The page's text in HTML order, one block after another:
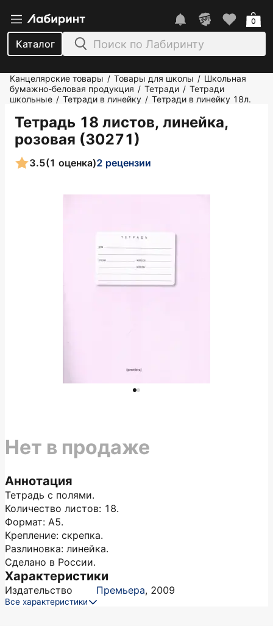
Каталог
0
Канцелярские товары / Товары для школы / Школьная
бумажно-беловая продукция / Тетради / Тетради
школьные / Тетради в линейку / Тетради в линейку 18л.
Тетрадь 18 листов, линейка,
розовая (30271)
3.5(1 оценка)2 рецензии
Аннотация
Тетрадь с полями.
Количество листов: 18.
Формат: А5.
Крепление: скрепка.
Разлиновка: линейка.
Сделано в России.
Характеристики
Издательство Премьера, 2009
Все характеристики
Нет в продаже